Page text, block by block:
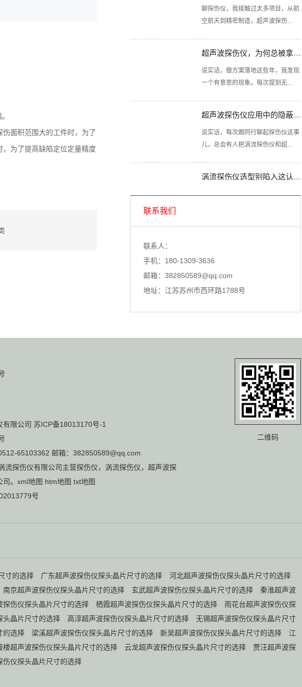
面积范围大的工件时，为了
为了提高缺陷定位定量精度
探伤仪，在工业领域的作用不言...
你知道吗？探伤仪的灵感，居然来自
涡流探伤仪选型不对？问题可能出在这里
聊探伤仪，超声波探伤仪、涡流探伤
仪，这三者经常在同一个项目里...
真正把超声波探伤仪做好，都绕不开这件事
说实话，每次跟同行聊起探伤仪，总
联系我们
联系人：
手机：180-1309-3636
邮箱：382850589@qq.com
地址：江苏苏州市西环路1788号
有限公司 苏ICP备18013170号-1
65103362 邮箱：382850589@qq.com
流探伤仪有限公司主营探伤仪， 涡流探伤仪， 超声波探
。 xml地图 htm地图 txt地图
号
二维码
寸的选择 广东超声波探伤仪探头晶片尺寸的选择
河北超声波探伤仪探头晶片尺寸的选择
南京超声波探伤仪探头晶片尺寸的选择 玄武超声波探伤仪探头晶片尺寸的选择
秦淮超声波
探伤仪探头晶片尺寸的选择 栖霞超声波探伤仪探头晶片尺寸的选择
雨花台超声波探伤仪探
头晶片尺寸的选择 高淳超声波探伤仪探头晶片尺寸的选择
无锡超声波探伤仪探头晶片尺寸
的选择 梁溪超声波探伤仪探头晶片尺寸的选择 新吴超声波探伤仪探头晶片尺寸的选择
江
楼超声波探伤仪探头晶片尺寸的选择 云龙超声波探伤仪探头晶片尺寸的选择
贾汪超声波探
伤仪探头晶片尺寸的选择